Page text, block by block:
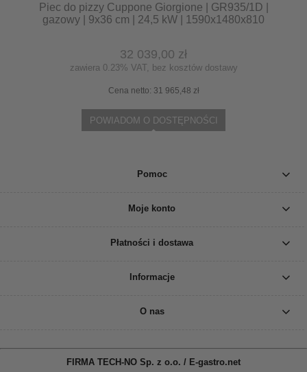
Piec do pizzy Cuppone Giorgione | GR935/1D |
gazowy | 9x36 cm | 24,5 kW | 1590x1480x810
32 039,00 zł
zawiera 0.23% VAT, bez kosztów dostawy
Cena netto: 31 965,48 zł
POWIADOM O DOSTĘPNOŚCI
Pomoc
Moje konto
Płatności i dostawa
Informacje
O nas
FIRMA TECH-NO Sp. z o.o. / E-gastro.net